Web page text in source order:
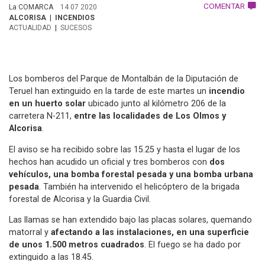
La COMARCA 14 07 2020 COMENTAR
ALCORISA
INCENDIOS
ACTUALIDAD
SUCESOS
Los bomberos del Parque de Montalbán de la Diputación de
Teruel han extinguido en la tarde de este martes un incendio
en un huerto solar ubicado junto al kilómetro 206 de la
carretera N-211, entre las localidades de Los Olmos y
Alcorisa.
El aviso se ha recibido sobre las 15.25 y hasta el lugar de los
hechos han acudido un oficial y tres bomberos con dos
vehículos, una bomba forestal pesada y una bomba urbana
pesada. También ha intervenido el helicóptero de la brigada
forestal de Alcorisa y la Guardia Civil.
Las llamas se han extendido bajo las placas solares, quemando
matorral y afectando a las instalaciones, en una superficie
de unos 1.500 metros cuadrados. El fuego se ha dado por
extinguido a las 18.45.